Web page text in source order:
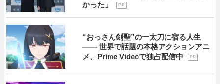
かった」
P R
“おっさん剣聖”の一太刀に宿る人生
―― 世界で話題の本格アクションアニ
メ、Prime Videoで独占配信中
P R